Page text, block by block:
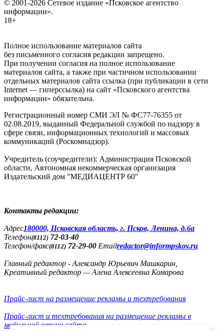
© 2001-2026 Сетевое издание «Псковское агентство
информации».
18+
Полное использование материалов сайта
без письменного согласия редакции запрещено.
При получении согласия на полное использование
материалов сайта, а также при частичном использовании
отдельных материалов сайта ссылка (при публикации в сети
Internet — гиперссылка) на сайт «Псковского агентства
информации» обязательна.
Регистрационный номер СМИ ЭЛ № ФС77-76355 от
02.08.2019, выданный Федеральной службой по надзору в
сфере связи, информационных технологий и массовых
коммуникаций (Роскомнадзор).
Учредитель (соучредители): Администрация Псковской
области, Автономная некоммерческая организация
Издательский дом "МЕДИАЦЕНТР 60"
Контакты редакции:
Адреc180000, Псковская область, г. Псков, Ленина, д.6а
Телефон(8112) 72-03-40
Телефон/факс(8112) 72-29-00 Emailredactor@informpskov.ru
Главный редактор - Александр Юрьевич Машкарин,
Креативный редактор — Алена Алексеевна Комарова
Прайс-лист на размещение рекламы и техтребования
Прайс-лист и техтребования на размещение рекламы в
мобильной версии сайта